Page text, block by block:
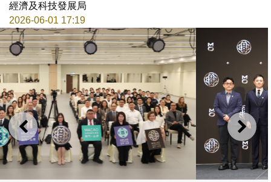
經濟及科技發展局
2026-06-01 17:19
上一則 下一